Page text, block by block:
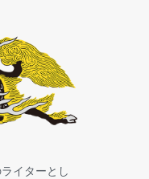
イターとし